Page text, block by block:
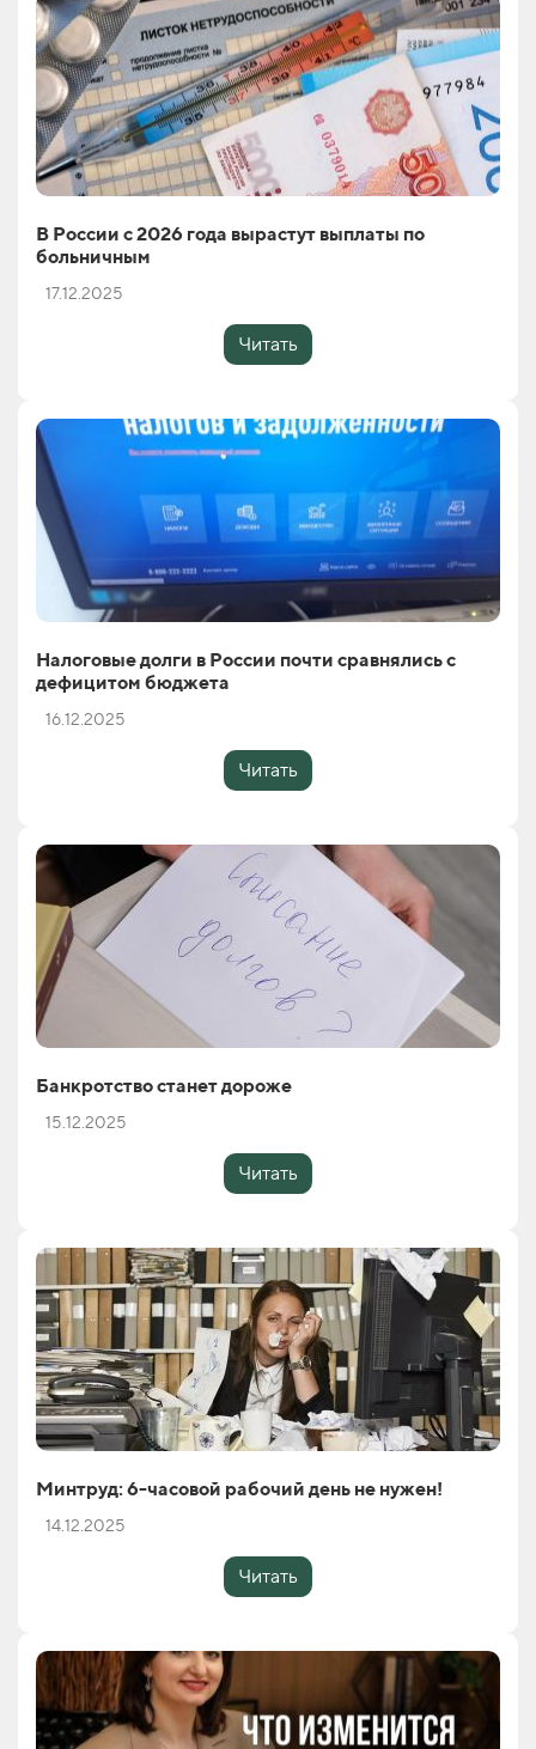
В России с 2026 года вырастут выплаты по
больничным
17.12.2025
Читать
Налоговые долги в России почти сравнялись с
дефицитом бюджета
16.12.2025
Читать
Банкротство станет дороже
15.12.2025
Читать
Минтруд: 6-часовой рабочий день не нужен!
14.12.2025
Читать